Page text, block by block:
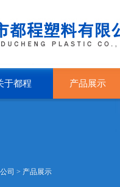
于都程 产品展示
司 > 产品展示